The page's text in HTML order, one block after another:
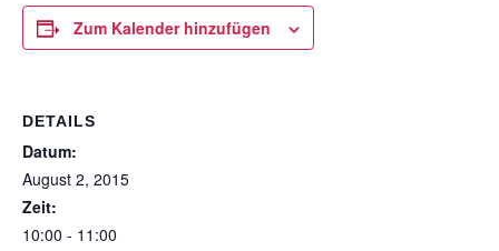
Zum Kalender hinzufügen
DETAILS
Datum:
August 2, 2015
Zeit:
10:00 - 11:00